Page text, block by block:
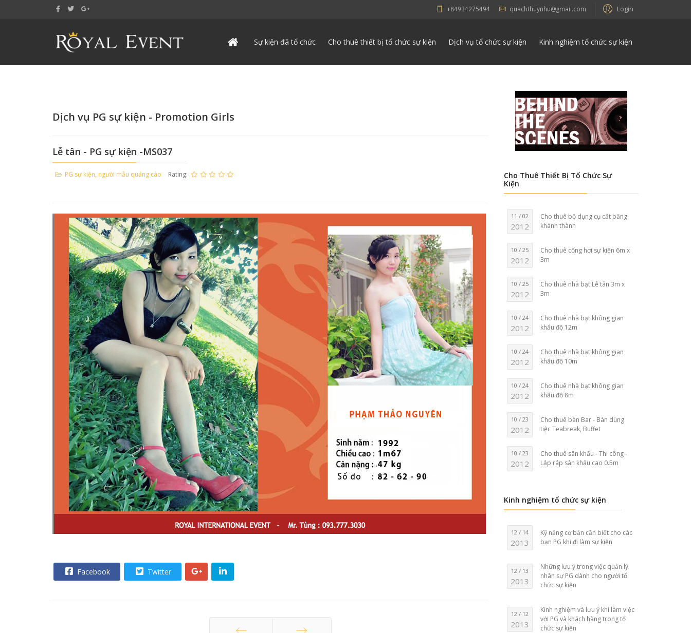
Login
+84934275494 quachthuynhu@gmail.com
Sự kiện đã tổ chức Cho thuê thiết bị tổ chức sự kiện Dịch vụ tổ chức sự kiện Kinh nghiệm tổ chức sự kiện
Dịch vụ PG sự kiện - Promotion Girls
Lễ tân - PG sự kiện -MS037
PG sự kiện, người mẫu quảng cáo Rating:
Facebook Twitter
Cho Thuê Thiết Bị Tổ Chức Sự
Kiện
11 / 02
2012
Cho thuê bộ dụng cụ cắt băng
khánh thành
10 / 25
2012
Cho thuê cổng hơi sự kiện 6m x
3m
10 / 25
2012
Cho thuê nhà bạt Lễ tân 3m x
3m
10 / 24
2012
Cho thuê nhà bạt không gian
khẩu độ 12m
10 / 24
2012
Cho thuê nhà bạt không gian
khẩu độ 10m
10 / 24
2012
Cho thuê nhà bạt không gian
khẩu độ 8m
10 / 23
2012
Cho thuê bàn Bar - Bàn dùng
tiệc Teabreak, Buffet
10 / 23
2012
Cho thuê sân khấu - Thi công -
Lắp ráp sân khấu cao 0.5m
Kinh nghiệm tổ chức sự kiện
12 / 14
2013
Kỹ năng cơ bản cần biết cho các
bạn PG khi đi làm sự kiện
12 / 13
2013
Những lưu ý trong việc quản lý
nhân sự PG dành cho người tổ
chức sự kiện
12 / 12
2013
Kinh nghiệm và lưu ý khi làm việc
với PG và khách hàng trong tổ
chức sự kiện